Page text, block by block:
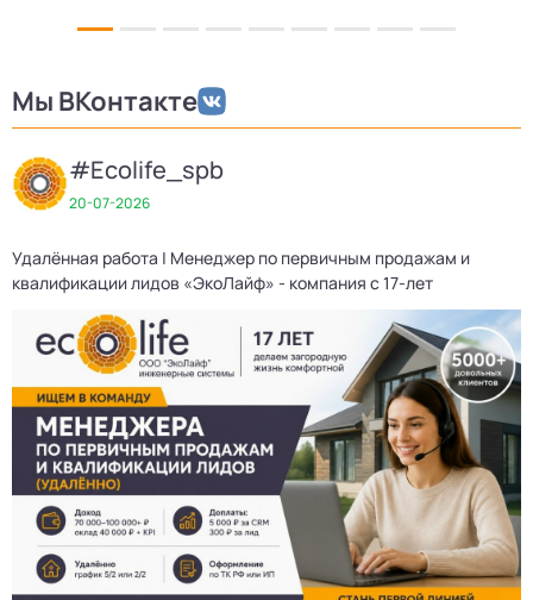
Мы ВКонтакте
#Ecolife_spb
20-07-2026
Удалённая работа | Менеджер по первичным продажам и
квалификации лидов «ЭкоЛайф» - компания с 17-лет